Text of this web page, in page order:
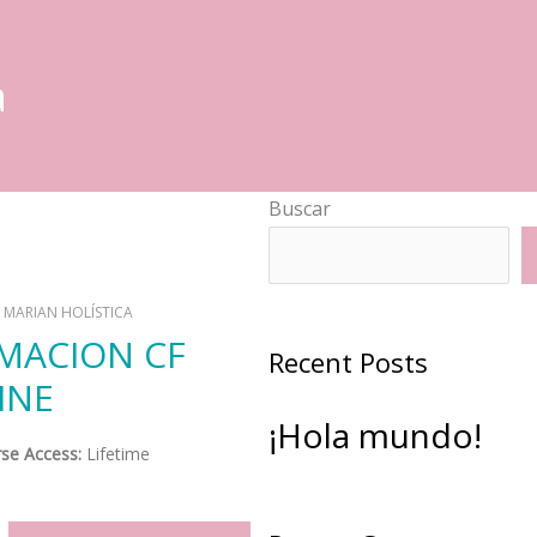
MARIAN HOLÍSTICA
Access: Lifetime
Buscar
Recent Posts
¡Hola mundo!